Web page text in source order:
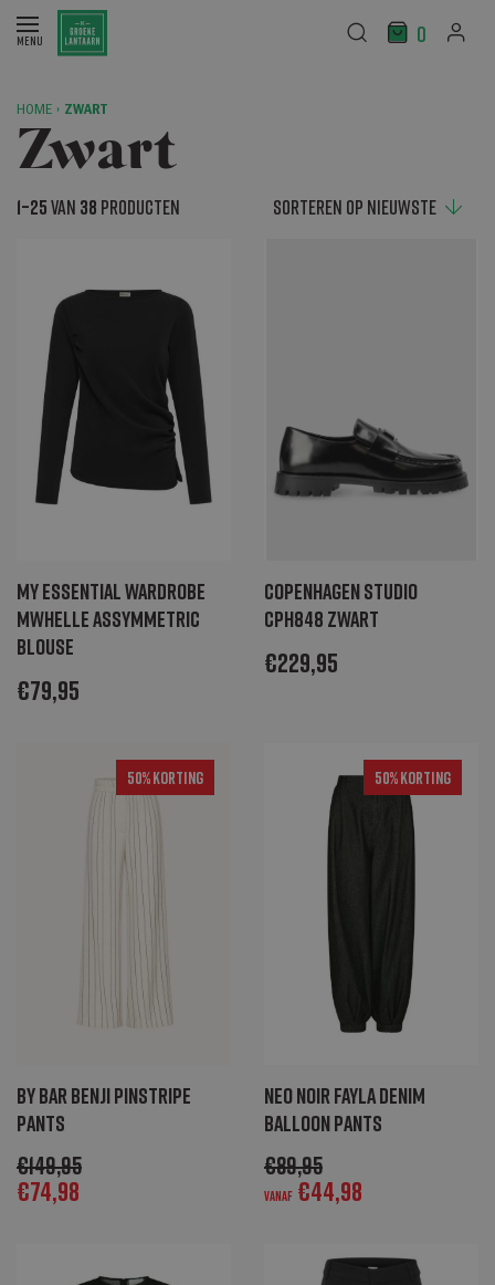
0
HOME › ZWART
Zwart
1–25van 38 producten
My Essential Wardrobe
MWHelle Assymmetric
blouse
€79,95
Copenhagen Studio
CPH848 zwart
€229,95
50% Korting
By Bar Benji pinstripe
pants
€149,95
€74,98
50% Korting
Neo Noir Fayla denim
balloon pants
€89,95
Vanaf €44,98